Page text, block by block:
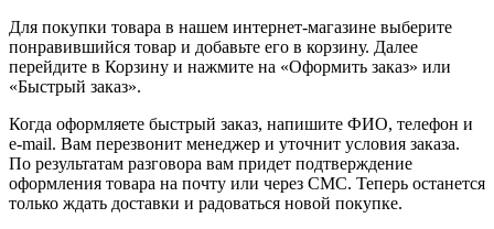
Для покупки товара в нашем интернет-магазине выберите
понравившийся товар и добавьте его в корзину. Далее
перейдите в Корзину и нажмите на «Оформить заказ» или
«Быстрый заказ».
Когда оформляете быстрый заказ, напишите ФИО, телефон и
e-mail. Вам перезвонит менеджер и уточнит условия заказа.
По результатам разговора вам придет подтверждение
оформления товара на почту или через СМС. Теперь останется
только ждать доставки и радоваться новой покупке.